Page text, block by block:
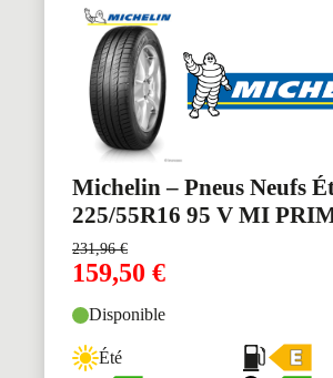
Michelin – Pneus Neufs
225/55R16 95 V MI
231,96€
159,50 €
Disponible
Été